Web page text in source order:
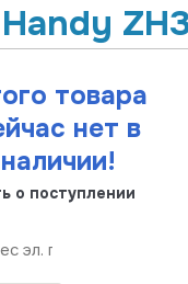
товара
нет в
наличии!
о поступлении